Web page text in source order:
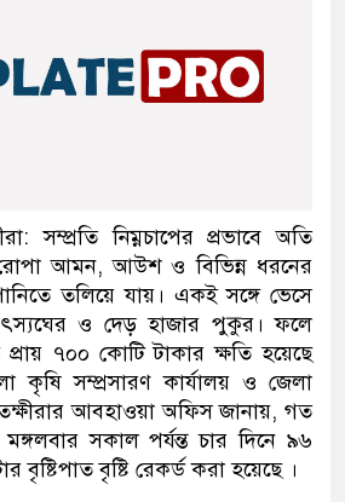
সম্প্রতি নিম্নচাপের প্রভাবে অতি
রোপা আমন, আউশ ও বিভিন্ন ধরনের
তলিয়ে যায়। একই সঙ্গে ভেসে
ও দেড় হাজার পুকুর। ফলে
৭০০ কোটি টাকার ক্ষতি হয়েছে
কৃষি সম্প্রসারণ কার্যালয় ও জেলা
আবহাওয়া অফিস জানায়, গত
সকাল পর্যন্ত চার দিনে ৯৬
বৃষ্টিপাত বৃষ্টি রেকর্ড করা হয়েছে ।